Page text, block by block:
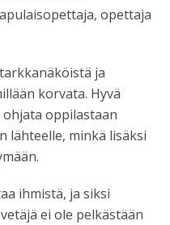
opettaja
ja
korvata. Hyvä
oppilastaan
lähteelle, minkä lisäksi
ihmistä, ja siksi
ei ole pelkästään